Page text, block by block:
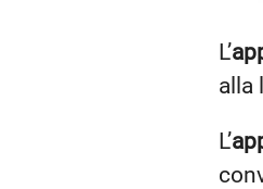
L’
alla
L’